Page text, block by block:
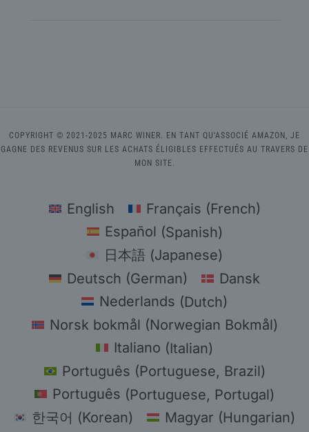
COPYRIGHT © 2021-2025 MARC WINER. EN TANT QU'ASSOCIÉ AMAZON, JE
GAGNE DES REVENUS SUR LES ACHATS ÉLIGIBLES EFFECTUÉS AU TRAVERS DE
MON SITE.
English Français (French)
Español (Spanish)
日本語 (Japanese)
Deutsch (German)
Dansk
Nederlands (Dutch)
Norsk bokmål (Norwegian Bokmål)
Italiano (Italian)
Português (Portuguese, Brazil)
Português (Portuguese, Portugal)
한국어 (Korean) Magyar (Hungarian)